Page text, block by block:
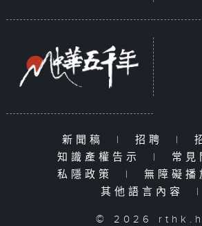
新聞稿 | 招聘 |
知識產權告示
| 常見
私隱政策
| 無障礙播
其他語言內容
|
© 2026